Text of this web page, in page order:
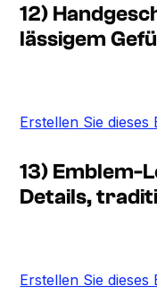
12)
lässigem
Erstellen Sie
13) Emblem-
Details,
Erstellen Sie